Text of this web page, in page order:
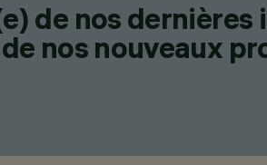
de nos
nos nouveaux